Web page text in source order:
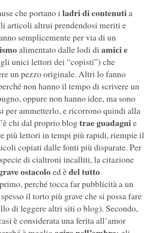
che portano i ladri di contenutia
articoli altrui prendendosi meriti e
semplicemente per via di un
alimentato dalle lodi di amici e
unici lettori dei “copisti”) che
un pezzo originale. Altri lo fanno
non hanno il tempo di scrivere un
oppure non hanno idee, ma sono
per ammetterlo, e ricorrono quindi alla
chi dal proprio blogtrae guadagnie
più lettori in tempi più rapidi, riempie il
copiati dalle fonti più disparate. Per
di cialtroni incalliti, la citazione
ostacoloed èdel tutto
perché tocca far pubblicità a un
il torto più grave che si possa fare
di leggere altri siti o blog). Secondo,
è considerata una ferita all’amor